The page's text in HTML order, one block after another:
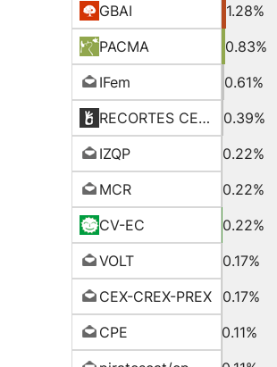
GBAI
1.28%
PACMA
0.83%
IFem
0.61%
RECORTES CERO-LV-GVE
0.39%
IZQP
0.22%
MCR
0.22%
CV-EC
0.22%
VOLT
0.17%
CEX-CREX-PREX
0.17%
CPE
0.11%